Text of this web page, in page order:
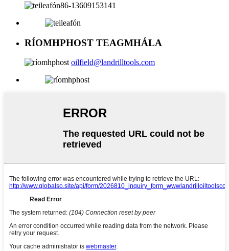
86-13609153141
RÍOMHPHOST TEAGMHÁLA
oilfield@landrilltools.com